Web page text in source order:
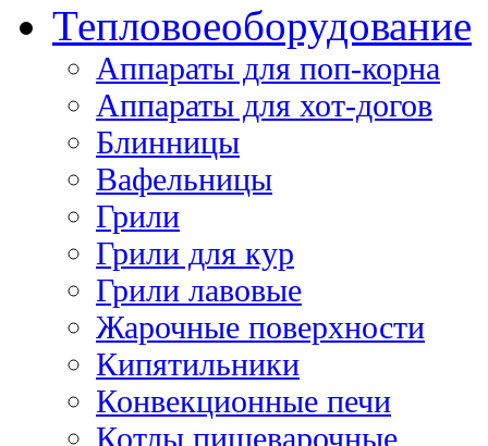
Тепловоеоборудование
Аппараты для поп-корна
Аппараты для хот-догов
Блинницы
Вафельницы
Грили
Грили для кур
Грили лавовые
Жарочные поверхности
Кипятильники
Конвекционные печи
Котлы пищеварочные